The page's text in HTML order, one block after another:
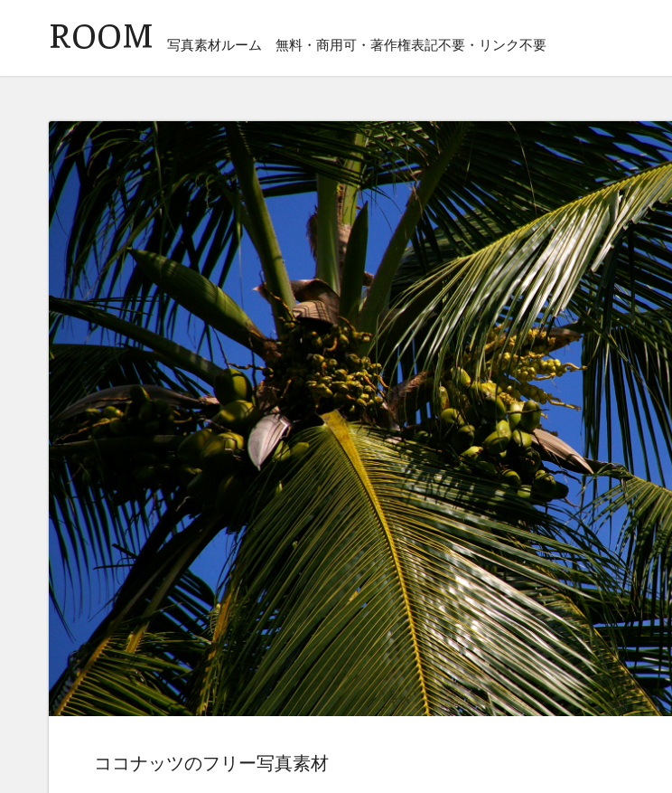
ROOM 写真素材ルーム 無料・商用可・著作権表記不要・リンク不要
ココナッツのフリー写真素材